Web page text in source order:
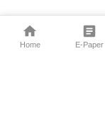
Home E-Paper